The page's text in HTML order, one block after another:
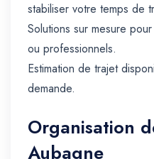
stabiliser votre temps de
Solutions sur mesure
ou professionnels.
Estimation de trajet
demande.
Organisation
Aubagne